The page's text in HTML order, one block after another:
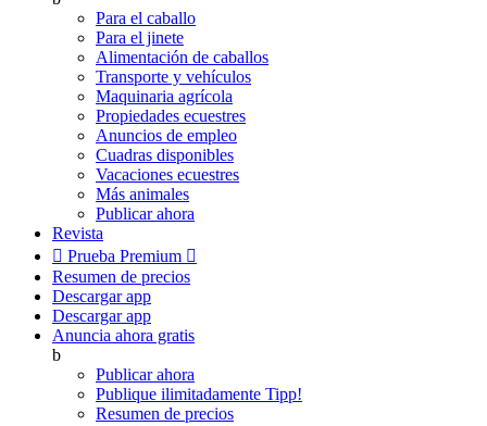
Para el caballo
Para el jinete
Alimentación de caballos
Transporte y vehículos
Maquinaria agrícola
Propiedades ecuestres
Anuncios de empleo
Cuadras disponibles
Vacaciones ecuestres
Más animales
Publicar ahora
Revista
 Prueba Premium 
Resumen de precios
Descargar app
Descargar app
Anuncia ahora gratis
b
Publicar ahora
Publique ilimitadamente Tipp!
Resumen de precios